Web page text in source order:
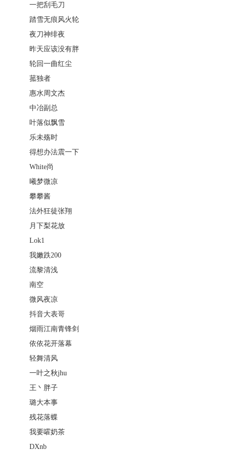
一把刮毛刀
踏雪无痕风火轮
夜刀神绯夜
昨天应该没有胖
轮回一曲红尘
菰独者
惠水周文杰
中冶副总
叶落似飘雪
乐未殇时
得想办法震一下
White尚
曦梦微凉
攀攀酱
法外狂徒张翔
月下梨花放
Lok1
我嫩跌200
流黎清浅
南空
微风夜凉
抖音大表哥
烟雨江南青锋剑
依依花开落幕
轻舞清风
一叶之秋jhu
王丶胖子
璐大本事
残花落蝶
我要嚯奶茶
DXnb